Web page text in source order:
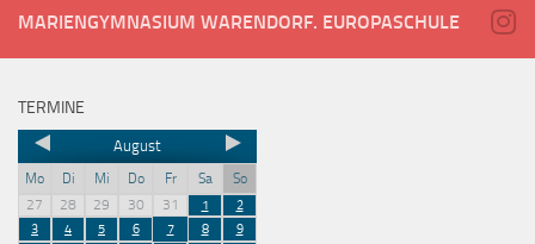
MARIENGYMNASIUM WARENDORF. EUROPASCHULE
TERMINE
August
Mo Di Mi Do Fr Sa
So
27
28 29 30 31 1
2
3
4 5 6 7 8
9